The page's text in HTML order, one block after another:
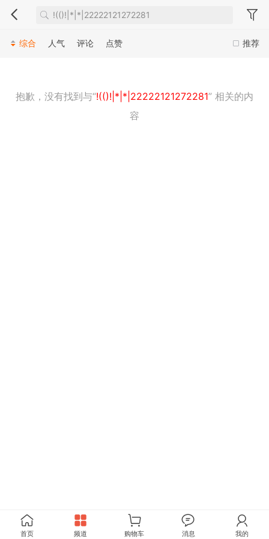
推荐
综合 人气 评论 点赞
抱歉，没有找到与“!(()!|*|*|22222121272281” 相关的内
容
首页 频道 购物车 消息 我的